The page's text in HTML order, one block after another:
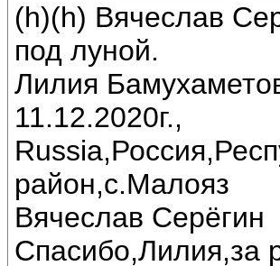
(h)(h) Вячеслав
под луной.
Лилия
11.12.2020г.,
район,с.Малояз
Вячеслав Серёгин
Спасибо,Лилия,за